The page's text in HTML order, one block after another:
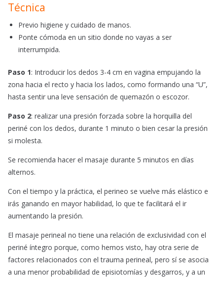
Técnica
Previo higiene y cuidado de manos.
Ponte cómoda en un sitio donde no vayas a ser
interrumpida.
Paso 1: Introducir los dedos 3-4 cm en vagina empujando la
zona hacia el recto y hacia los lados, como formando una “U”,
hasta sentir una leve sensación de quemazón o escozor.
Paso 2: realizar una presión forzada sobre la horquilla del
periné con los dedos, durante 1 minuto o bien cesar la presión
si molesta.
Se recomienda hacer el masaje durante 5 minutos en días
alternos.
Con el tiempo y la práctica, el perineo se vuelve más elástico e
irás ganando en mayor habilidad, lo que te facilitará el ir
aumentando la presión.
El masaje perineal no tiene una relación de exclusividad con el
periné íntegro porque, como hemos visto, hay otra serie de
factores relacionados con el trauma perineal, pero sí se asocia
a una menor probabilidad de episiotomías y desgarros, y a un